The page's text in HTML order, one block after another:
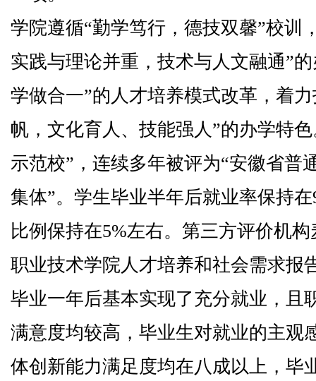
学院遵循“勤学笃行，德技双馨”校训
实践与理论并重，技术与人文融通”
学做合一”的人才培养模式改革，着
帆，文化育人、技能强人”的办学特
示范校”，连续多年被评为“安徽省普
集体”。学生毕业半年后就业率保持
比例保持在5%左右。第三方评价机
职业技术学院人才培养和社会需求报
毕业一年后基本实现了充分就业，且
满意度均较高，毕业生对就业的主观
体创新能力满足度均在八成以上，毕